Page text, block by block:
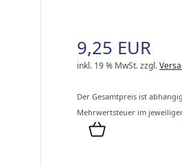
9,25 EUR
inkl. 19 % MwSt.zzgl.
Der Gesamtpreis ist
Mehrwertsteuer im